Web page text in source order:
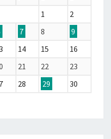
1
2
7 8
9
14 15
16
21 22
23
28 29
30